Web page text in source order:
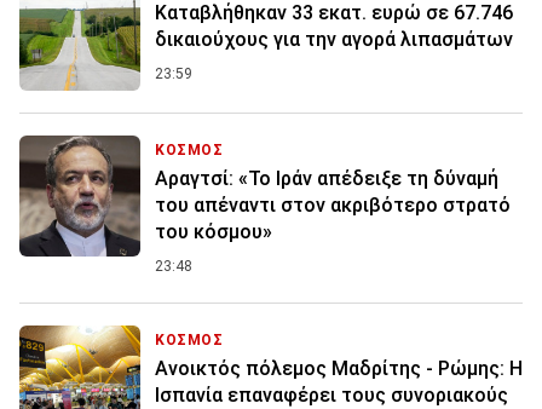
Καταβλήθηκαν 33 εκατ. ευρώ σε 67.746
δικαιούχους για την αγορά λιπασμάτων
23:59
ΚΟΣΜΟΣ
Αραγτσί: «Το Ιράν απέδειξε τη δύναμή
του απέναντι στον ακριβότερο στρατό
του κόσμου»
23:48
ΚΟΣΜΟΣ
Ανοικτός πόλεμος Μαδρίτης - Ρώμης: Η
Ισπανία επαναφέρει τους συνοριακούς